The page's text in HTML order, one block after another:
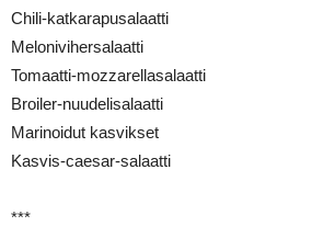
Chili-katkarapusalaatti
Melonivihersalaatti
Tomaatti-mozzarellasalaatti
Broiler-nuudelisalaatti
Marinoidut kasvikset
Kasvis-caesar-salaatti
***